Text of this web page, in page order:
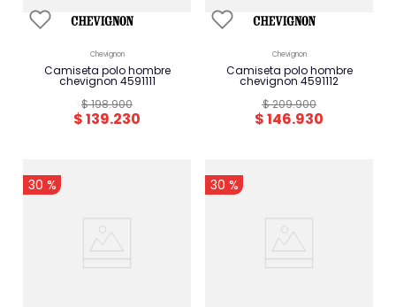
chevignon
camiseta polo hombre
chevignon 4591111
$198.900
$139.230
chevignon
camiseta polo hombre
chevignon 4591112
$209.900
$146.930
30 % 30 %